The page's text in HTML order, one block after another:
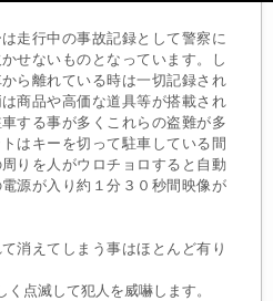
走行中の事故記録として警察に
せないものとなっています。し
ら離れている時は一切記録され
商品や高価な道具等が搭載され
する事が多くこれらの盗難が多
はキーを切って駐車している間
りを人がウロチョロすると自動
源が入り約１分３０秒間映像が
消えてしまう事はほとんど有り
点滅して犯人を威嚇します。